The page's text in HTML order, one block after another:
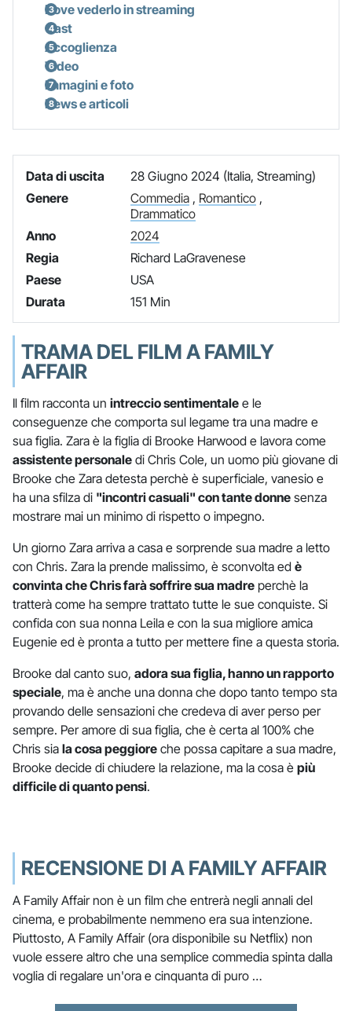
Dove vederlo in streaming
Cast
Accoglienza
Video
Immagini e foto
News e articoli
Data di uscita
28 Giugno 2024 (Italia, Streaming)
Genere
Commedia, Romantico,
Drammatico
Anno
2024
Regia
Richard LaGravenese
Paese
USA
Durata
151 Min
TRAMA DEL FILM A FAMILY
AFFAIR
Il film racconta un intreccio sentimentale e le
conseguenze che comporta sul legame tra una madre e
sua figlia. Zara è la figlia di Brooke Harwood e lavora come
assistente personale di Chris Cole, un uomo più giovane di
Brooke che Zara detesta perchè è superficiale, vanesio e
ha una sfilza di "incontri casuali" con tante donne senza
mostrare mai un minimo di rispetto o impegno.
Un giorno Zara arriva a casa e sorprende sua madre a letto
con Chris. Zara la prende malissimo, è sconvolta ed è
convinta che Chris farà soffrire sua madre perchè la
tratterà come ha sempre trattato tutte le sue conquiste. Si
confida con sua nonna Leila e con la sua migliore amica
Eugenie ed è pronta a tutto per mettere fine a questa storia.
Brooke dal canto suo, adora sua figlia, hanno un rapporto
speciale, ma è anche una donna che dopo tanto tempo sta
provando delle sensazioni che credeva di aver perso per
sempre. Per amore di sua figlia, che è certa al 100% che
Chris sia la cosa peggiore che possa capitare a sua madre,
Brooke decide di chiudere la relazione, ma la cosa è più
difficile di quanto pensi.
RECENSIONE DI A FAMILY AFFAIR
A Family Affair non è un film che entrerà negli annali del
cinema, e probabilmente nemmeno era sua intenzione.
Piuttosto, A Family Affair (ora disponibile su Netflix) non
vuole essere altro che una semplice commedia spinta dalla
voglia di regalare un'ora e cinquanta di puro …